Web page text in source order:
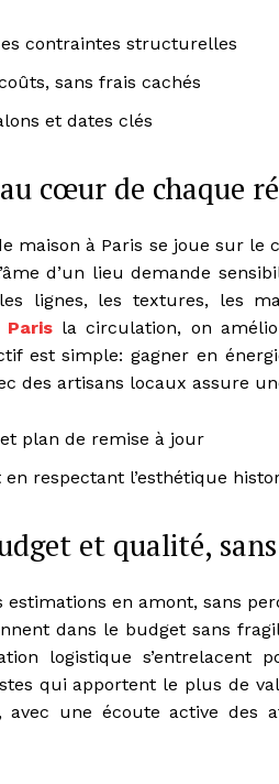
contraintes structurelles
sans frais cachés
et dates clés
cœur de chaque
maison à Paris se joue sur
d’un lieu demande
lignes, les textures, les
Parisla circulation, on
est simple: gagner en
des artisans locaux assure
plan de remise à jour
respectant l’esthétique
et qualité,
en amont, sans
dans le budget sans
logistique s’entrelacent
qui apportent le plus de
avec une écoute active des